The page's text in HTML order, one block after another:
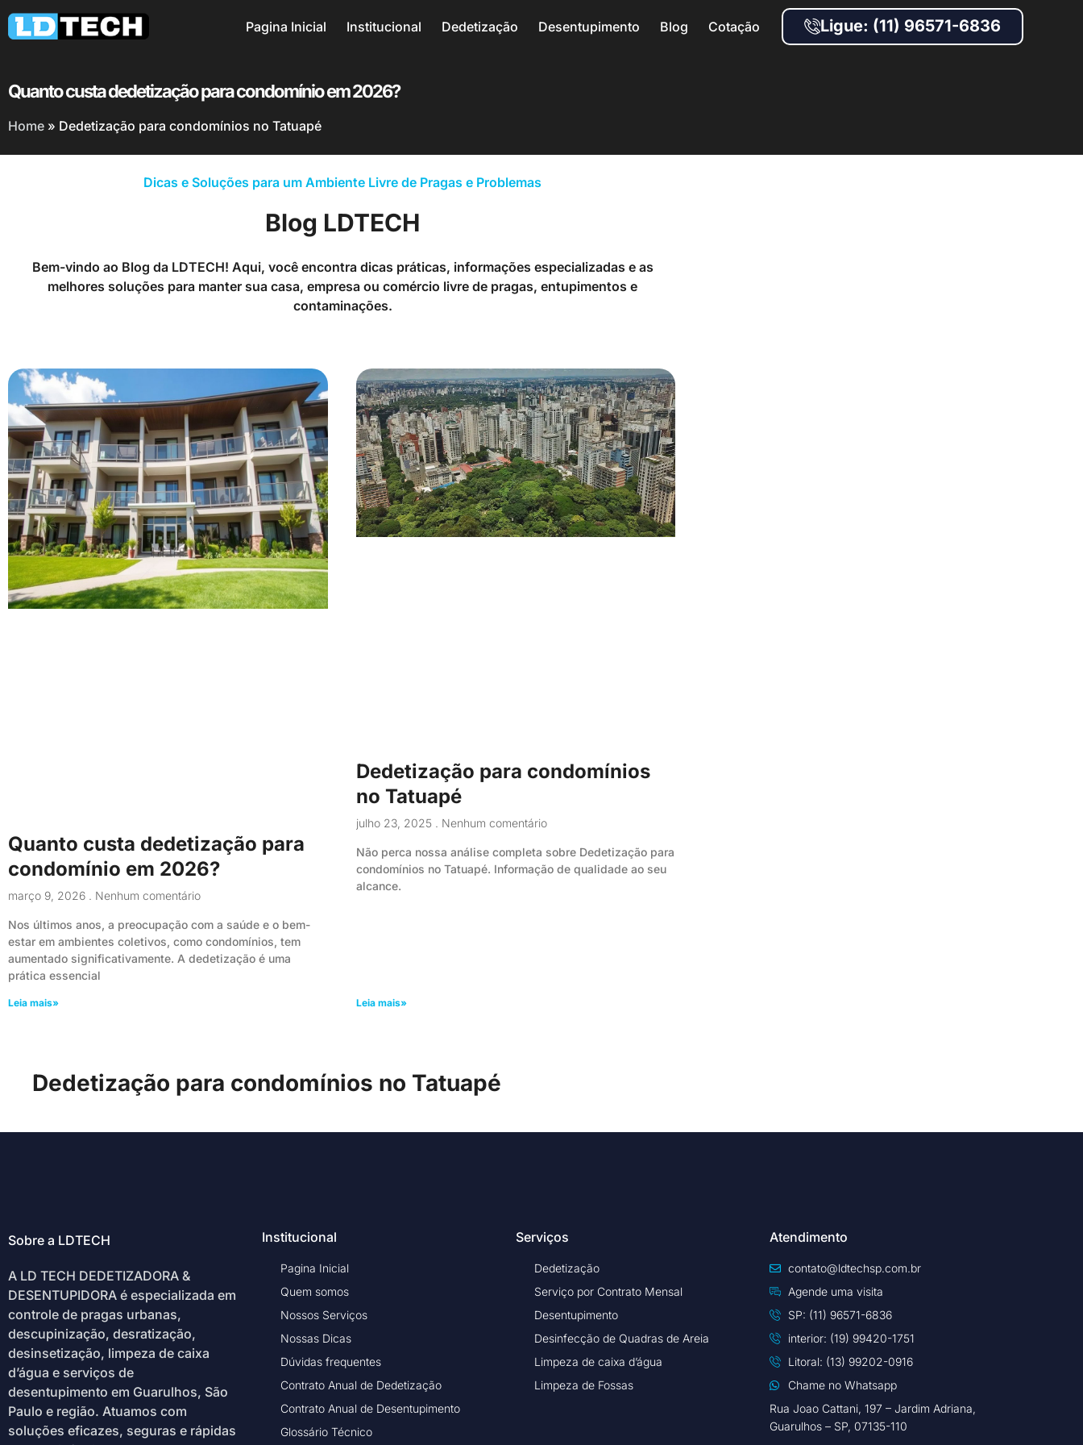
Pagina Inicial Institucional Dedetização Desentupimento Blog Cotação Ligue: (11) 96571-6836
Quanto custa dedetização para condomínio em 2026?
Home » Dedetização para condomínios no Tatuapé
Dicas e Soluções para um Ambiente Livre de Pragas e Problemas
Blog LDTECH
Bem-vindo ao Blog da LDTECH! Aqui, você encontra dicas práticas, informações especializadas e as
melhores soluções para manter sua casa, empresa ou comércio livre de pragas, entupimentos e
contaminações.
Quanto custa dedetização para
condomínio em 2026?
março 9, 2026 Nenhum comentário
Nos últimos anos, a preocupação com a saúde e o bem-
estar em ambientes coletivos, como condomínios, tem
aumentado significativamente. A dedetização é uma
prática essencial
Leia mais»
Dedetização para condomínios
no Tatuapé
julho 23, 2025 Nenhum comentário
Não perca nossa análise completa sobre Dedetização para
condomínios no Tatuapé. Informação de qualidade ao seu
alcance.
Leia mais»
Dedetização para condomínios no Tatuapé
Sobre a LDTECH
A LD TECH DEDETIZADORA &
DESENTUPIDORA é especializada em
controle de pragas urbanas,
descupinização, desratização,
desinsetização, limpeza de caixa
d’água e serviços de
desentupimento em Guarulhos, São
Paulo e região. Atuamos com
soluções eficazes, seguras e rápidas
Institucional
Pagina Inicial
Quem somos
Nossos Serviços
Nossas Dicas
Dúvidas frequentes
Contrato Anual de Dedetização
Contrato Anual de Desentupimento
Glossário Técnico
Serviços
Dedetização
Serviço por Contrato Mensal
Desentupimento
Desinfecção de Quadras de Areia
Limpeza de caixa d’água
Limpeza de Fossas
Atendimento
contato@ldtechsp.com.br
Agende uma visita
SP: (11) 96571-6836
interior: (19) 99420-1751
Litoral: (13) 99202-0916
Chame no Whatsapp
Rua Joao Cattani, 197 – Jardim Adriana,
Guarulhos – SP, 07135-110